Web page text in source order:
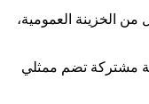
من الخزينة العمومية،
مشتركة تضم ممثلي